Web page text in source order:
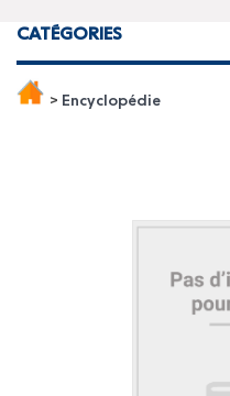
CATÉGORIES
> Encyclopédie